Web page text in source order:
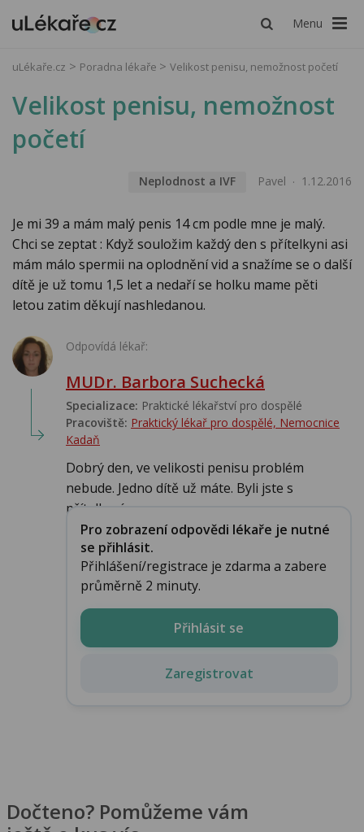
Menu
uLékaře.cz Poradna lékaře Velikost penisu, nemožnost početí
Velikost penisu, nemožnost
početí
Neplodnost a IVF Pavel 1.12.2016
Je mi 39 a mám malý penis 14 cm podle mne je malý.
Chci se zeptat : Když souložim každý den s přítelkyni asi
mám málo spermii na oplodnění vid a snažíme se o další
dítě je už tomu 1,5 let a nedaří se holku mame pěti
letou zatim děkují nashledanou.
Odpovídá lékař:
MUDr. Barbora Suchecká
Specializace: Praktické lékařství pro dospělé
Pracoviště: Praktický lékař pro dospělé, Nemocnice
Kadaň
Dobrý den, ve velikosti penisu problém
nebude. Jedno dítě už máte. Byli jste s
přítelkyní v...
Pro zobrazení odpovědi lékaře je nutné
se přihlásit.
Přihlášení/registrace je zdarma a zabere
průměrně 2 minuty.
Přihlásit se
Zaregistrovat
Dočteno? Pomůžeme vám